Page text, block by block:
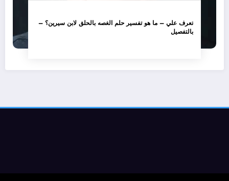
تعرف علي – ما هو تفسير حلم الغصه بالحلق لابن سيرين؟ –
بالتفصيل